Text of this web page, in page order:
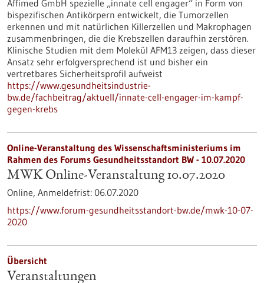
Affimed GmbH spezielle „innate cell engager“ in Form von
bispezifischen Antikörpern entwickelt, die Tumorzellen
erkennen und mit natürlichen Killerzellen und Makrophagen
zusammenbringen, die die Krebszellen daraufhin zerstören.
Klinische Studien mit dem Molekül AFM13 zeigen, dass dieser
Ansatz sehr erfolgversprechend ist und bisher ein
vertretbares Sicherheitsprofil aufweist
https://www.gesundheitsindustrie-
bw.de/fachbeitrag/aktuell/innate-cell-engager-im-kampf-
gegen-krebs
Online-Veranstaltung des Wissenschaftsministeriums im
Rahmen des Forums Gesundheitsstandort BW - 10.07.2020
MWK Online-Veranstaltung 10.07.2020
Online, Anmeldefrist: 06.07.2020
https://www.forum-gesundheitsstandort-bw.de/mwk-10-07-
2020
Übersicht
Veranstaltungen